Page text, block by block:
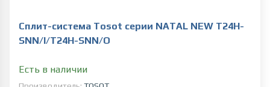
Сплит-система Tosot серии NATAL NEW T24H-
SNN/I/T24H-SNN/O
Есть в наличии